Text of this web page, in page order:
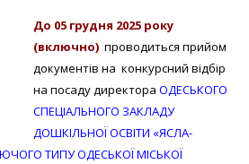
директора:
Одеський
СЗДО
До 05 грудня 2025 року
(включно) проводиться прийом
документів на конкурсний відбір
на посаду директора ОДЕСЬКОГО
СПЕЦІАЛЬНОГО ЗАКЛАДУ
ДОШКІЛЬНОЇ ОСВІТИ «ЯСЛА-
ТИПУ ОДЕСЬКОЇ МІСЬКОЇ